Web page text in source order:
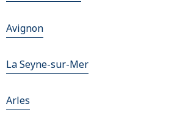
Avignon
La Seyne-sur-Mer
Arles